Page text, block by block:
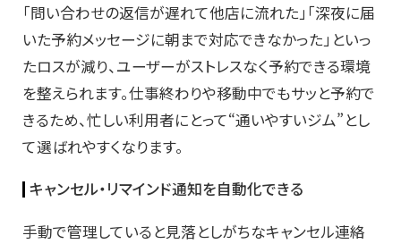
「問い合わせの返信が遅れて他店に流れた」「深夜に届
いた予約メッセージに朝まで対応できなかった」といっ
たロスが減り、ユーザーがストレスなく予約できる環境
を整えられます。仕事終わりや移動中でもサッと予約で
きるため、忙しい利用者にとって“通いやすいジム”とし
て選ばれやすくなります。
キャンセル・リマインド通知を自動化できる
手動で管理していると見落としがちなキャンセル連絡